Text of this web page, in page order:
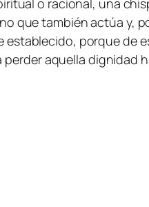
o racional, una
que también actúa
porque de
aquella dignidad